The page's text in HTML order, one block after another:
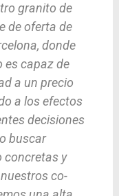
granito de
de oferta de
donde
es capaz de
a un precio
a los efectos
decisiones
buscar
concretas y
co-